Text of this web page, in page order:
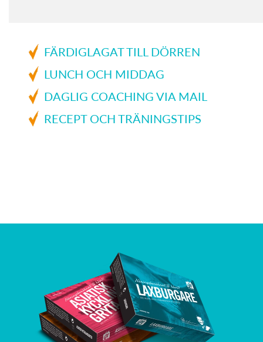
FÄRDIGLAGAT TILL DÖRREN
LUNCH OCH MIDDAG
DAGLIG COACHING VIA MAIL
RECEPT OCH TRÄNINGSTIPS